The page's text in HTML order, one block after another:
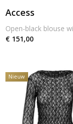
Access
€ 151,00
Nieuw